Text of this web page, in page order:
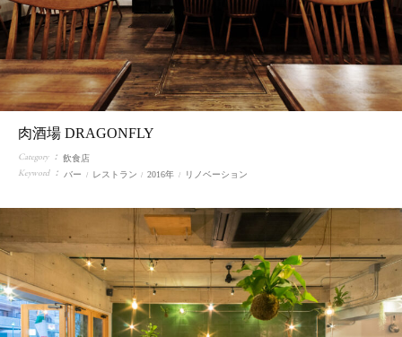
肉酒場 DRAGONFLY
Category 飲食店
Keyword バー レストラン 2016年 リノベーション